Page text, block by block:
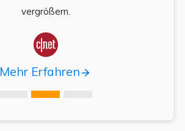
vergrößern.

Mehr Erfahren